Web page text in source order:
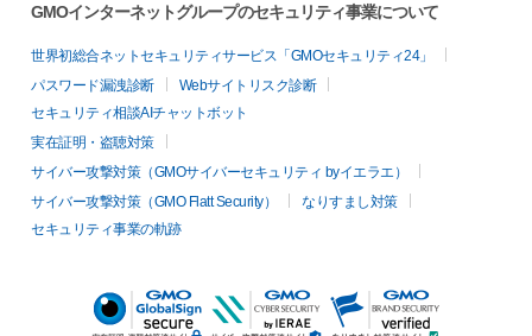
GMOインターネットグループのセキュリティ事業について
世界初総合ネットセキュリティサービス「GMOセキュリティ24」
パスワード漏洩診断
Webサイトリスク診断
セキュリティ相談AIチャットボット
実在証明・盗聴対策
サイバー攻撃対策（GMOサイバーセキュリティ byイエラエ）
サイバー攻撃対策（GMO Flatt Security）
なりすまし対策
セキュリティ事業の軌跡